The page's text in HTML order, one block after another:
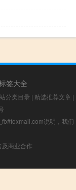
签大全
分类目录 | 精选推荐文章 |
说明，我们
商业合作